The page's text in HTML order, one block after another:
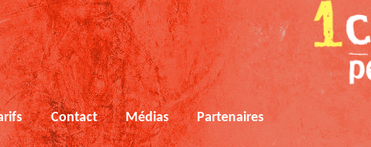
Contact Médias Partenaires